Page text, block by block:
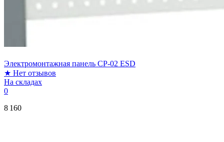
Электромонтажная панель CP-02 ESD
★ Нет отзывов
На складах
0
8 160